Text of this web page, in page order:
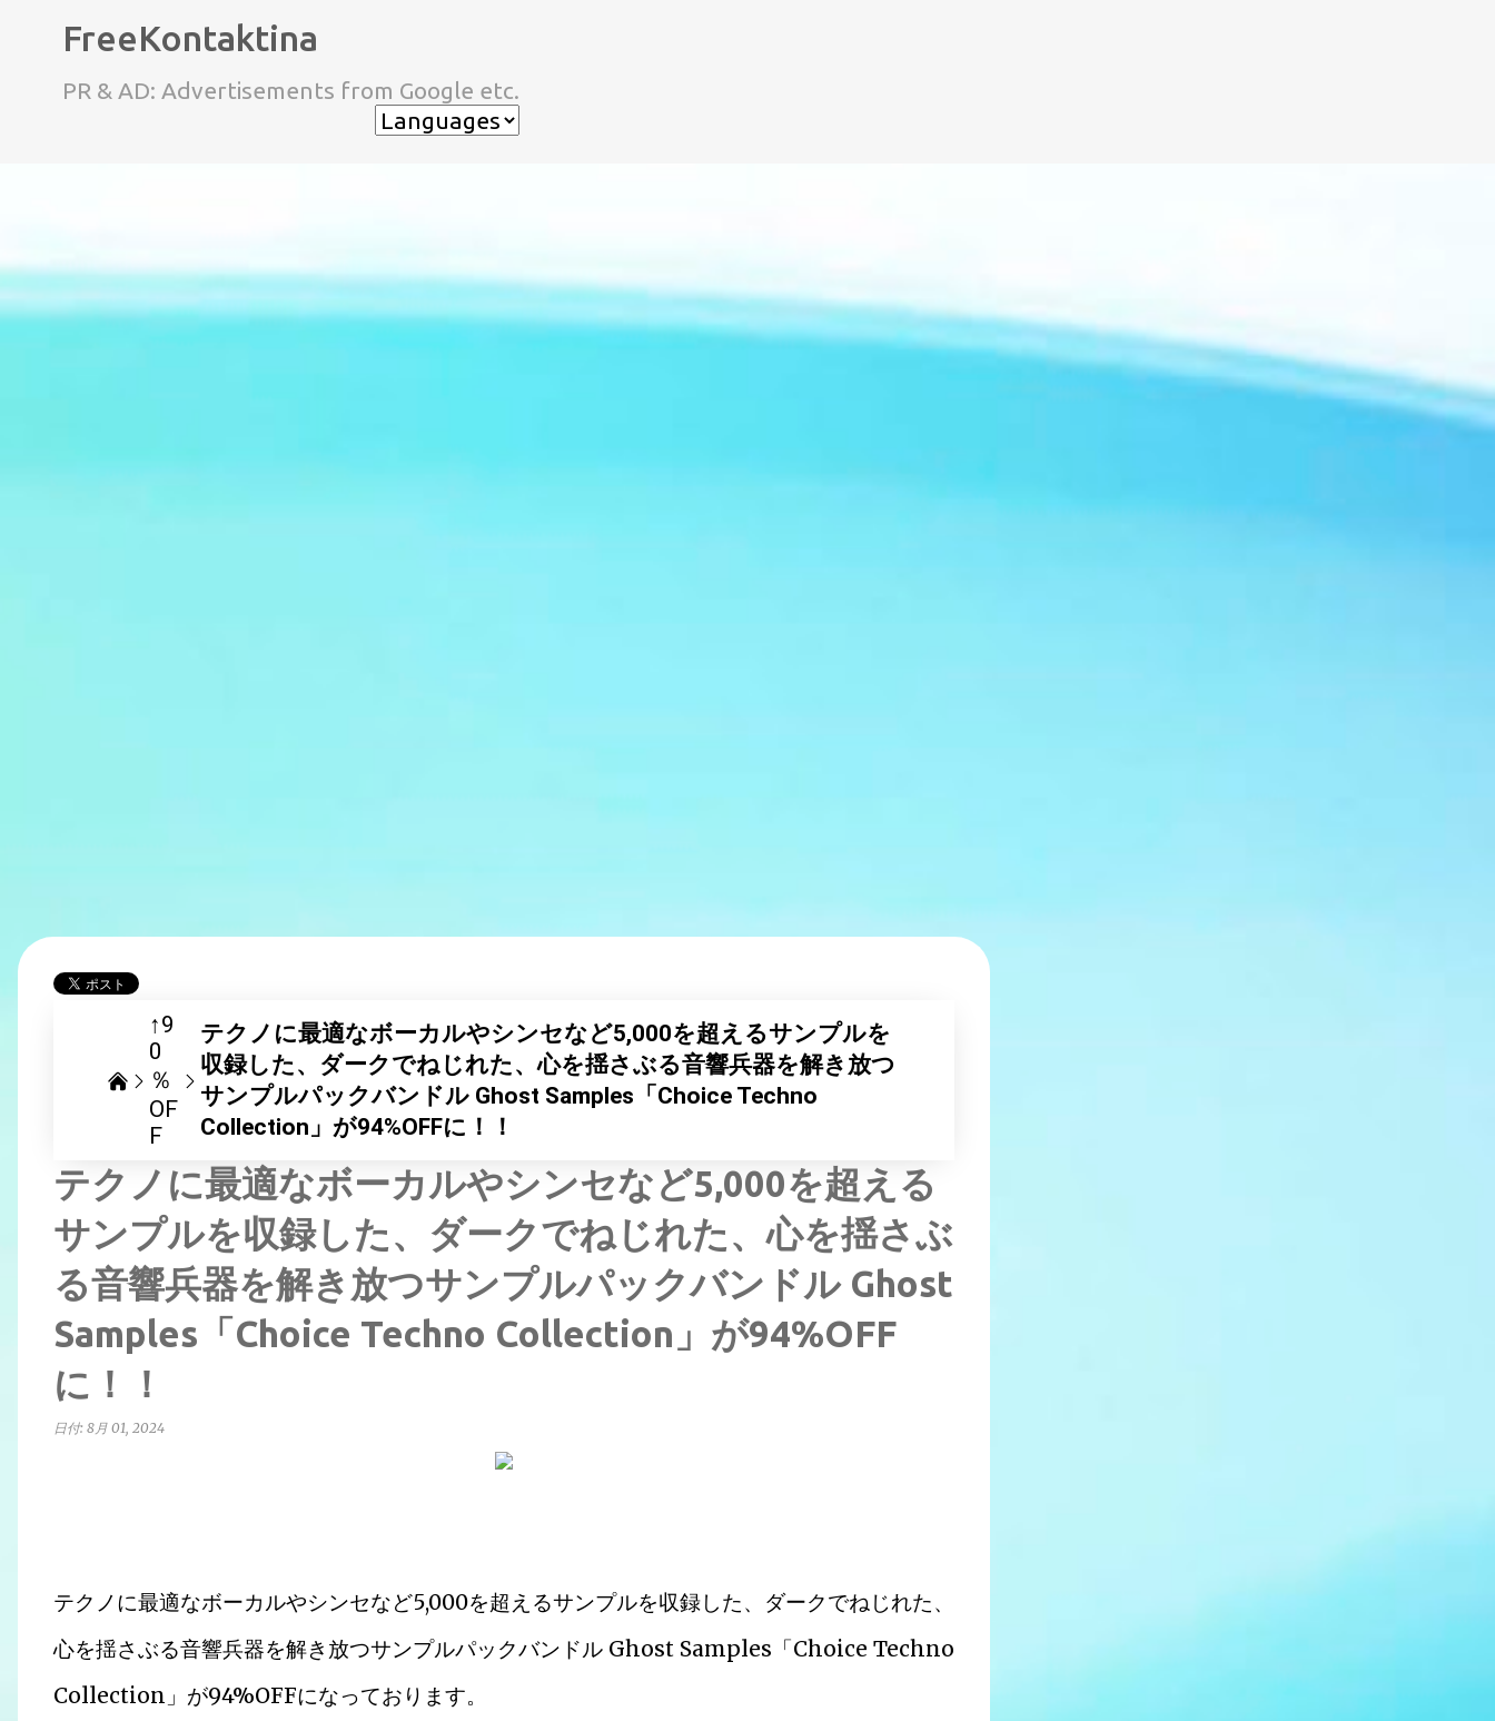
FreeKontaktina
PR & AD: Advertisements from Google etc.
↑9
0
％
OF
F
テクノに最適なボーカルやシンセなど5,000を超えるサンプルを
収録した、ダークでねじれた、心を揺さぶる音響兵器を解き放つ
サンプルパックバンドル Ghost Samples「Choice Techno
Collection」が94%OFFに！！
テクノに最適なボーカルやシンセなど5,000を超える
サンプルを収録した、ダークでねじれた、心を揺さぶ
る音響兵器を解き放つサンプルパックバンドル Ghost
Samples「Choice Techno Collection」が94%OFF
に！！
日付: 8月 01, 2024
テクノに最適なボーカルやシンセなど5,000を超えるサンプルを収録した、ダークでねじれた、
心を揺さぶる音響兵器を解き放つサンプルパックバンドル Ghost Samples「Choice Techno
Collection」が94%OFFになっております。